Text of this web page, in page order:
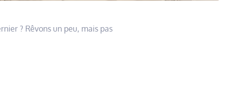
? Rêvons un peu, mais pas